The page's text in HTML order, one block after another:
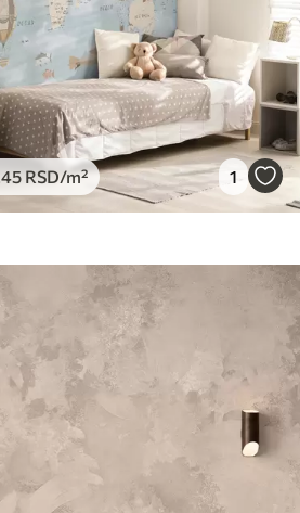
.45 RSD/m² 1